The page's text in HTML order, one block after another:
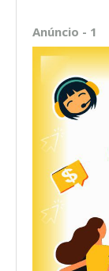
Anúncio - 1